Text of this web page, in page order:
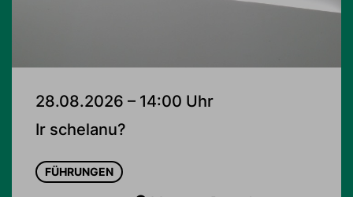
28.08.2026 – 14:00 Uhr
Ir schelanu?
FÜHRUNGEN